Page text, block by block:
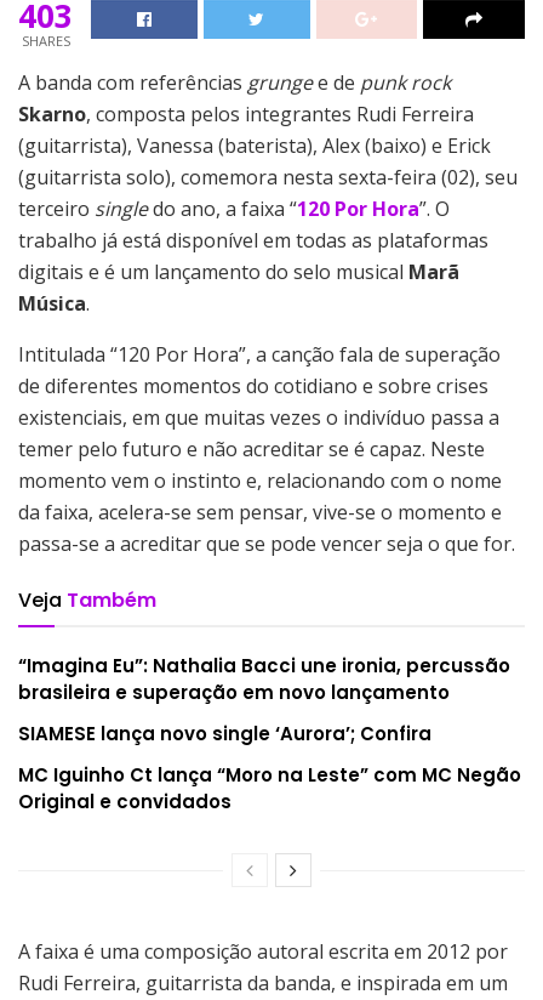
403
SHARES
A banda com referências grungee de punk rock
Skarno, composta pelos integrantes Rudi Ferreira
(guitarrista), Vanessa (baterista), Alex (baixo) e Erick
(guitarrista solo), comemora nesta sexta-feira (02), seu
terceiro singledo ano, a faixa “120 Por Hora”. O
trabalho já está disponível em todas as plataformas
digitais e é um lançamento do selo musical Marã
Música.
Intitulada “120 Por Hora”, a canção fala de superação
de diferentes momentos do cotidiano e sobre crises
existenciais, em que muitas vezes o indivíduo passa a
temer pelo futuro e não acreditar se é capaz. Neste
momento vem o instinto e, relacionando com o nome
da faixa, acelera-se sem pensar, vive-se o momento e
passa-se a acreditar que se pode vencer seja o que for.
Veja Também
“Imagina Eu”: Nathalia Bacci une ironia, percussão
brasileira e superação em novo lançamento
SIAMESE lança novo single ‘Aurora’; Confira
MC Iguinho Ct lança “Moro na Leste” com MC Negão
Original e convidados
A faixa é uma composição autoral escrita em 2012 por
Rudi Ferreira, guitarrista da banda, e inspirada em um